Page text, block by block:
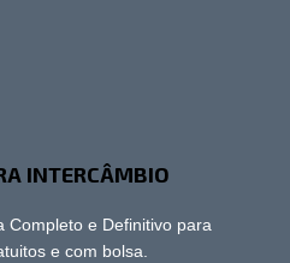
INTERCÂMBIO
Completo e Definitivo para
e com bolsa.